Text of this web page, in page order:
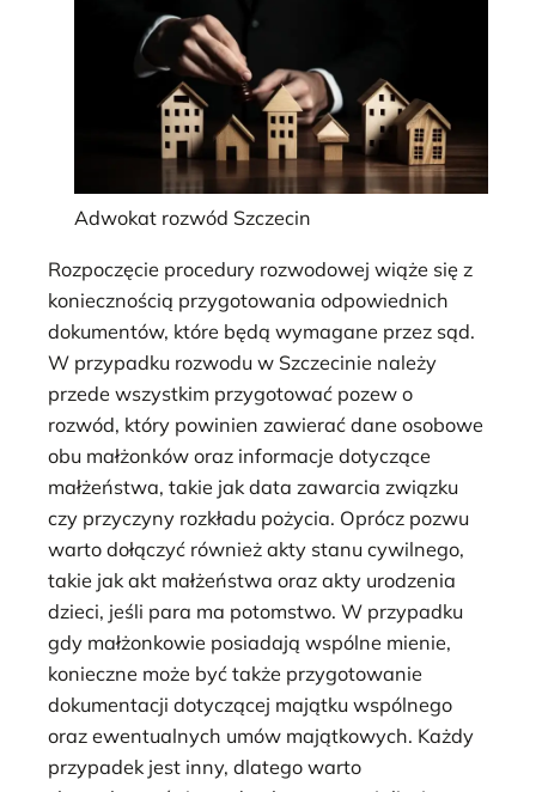
Adwokat rozwód Szczecin
Rozpoczęcie procedury rozwodowej wiąże się z
koniecznością przygotowania odpowiednich
dokumentów, które będą wymagane przez sąd.
W przypadku rozwodu w Szczecinie należy
przede wszystkim przygotować pozew o
rozwód, który powinien zawierać dane osobowe
obu małżonków oraz informacje dotyczące
małżeństwa, takie jak data zawarcia związku
czy przyczyny rozkładu pożycia. Oprócz pozwu
warto dołączyć również akty stanu cywilnego,
takie jak akt małżeństwa oraz akty urodzenia
dzieci, jeśli para ma potomstwo. W przypadku
gdy małżonkowie posiadają wspólne mienie,
konieczne może być także przygotowanie
dokumentacji dotyczącej majątku wspólnego
oraz ewentualnych umów majątkowych. Każdy
przypadek jest inny, dlatego warto